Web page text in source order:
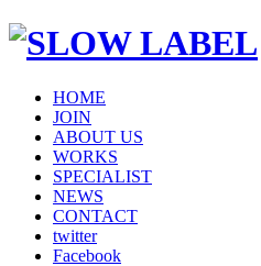
HOME
JOIN
ABOUT US
WORKS
SPECIALIST
NEWS
CONTACT
twitter
Facebook